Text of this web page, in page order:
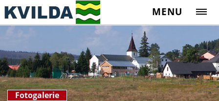
MENU
Fotogalerie